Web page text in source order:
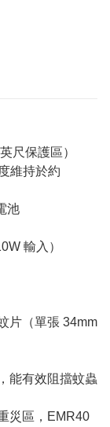
尺保護區）
維持於約
池
輸入）
片（單張 34mm
能有效阻擋蚊蟲
災區，EMR40